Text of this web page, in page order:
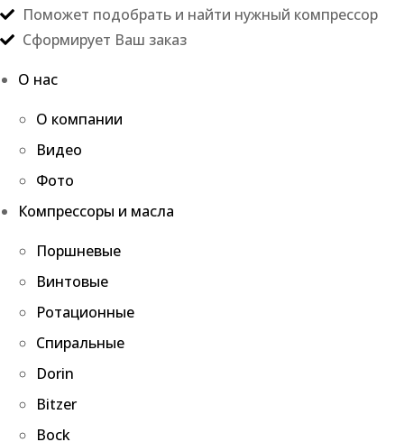
Поможет подобрать и найти нужный компрессор
Сформирует Ваш заказ
О нас
О компании
Видео
Фото
Компрессоры и масла
Поршневые
Винтовые
Ротационные
Спиральные
Dorin
Bitzer
Bock